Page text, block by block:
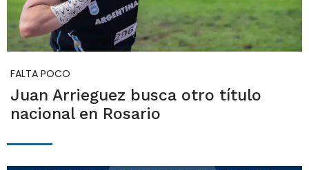
FALTA POCO
Juan Arrieguez busca otro título
nacional en Rosario